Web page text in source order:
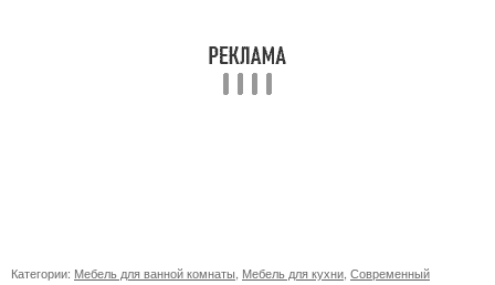
Категории: Мебель для ванной комнаты Мебель для кухни Современный